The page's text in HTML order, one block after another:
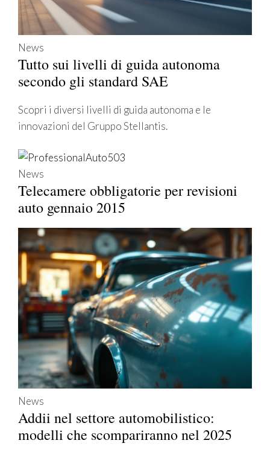
News
Tutto sui livelli di guida autonoma
secondo gli standard SAE
Scopri i diversi livelli di guida autonoma e le
innovazioni del Gruppo Stellantis.
News
Telecamere obbligatorie per revisioni
auto gennaio 2015
News
Addii nel settore automobilistico:
modelli che scompariranno nel 2025